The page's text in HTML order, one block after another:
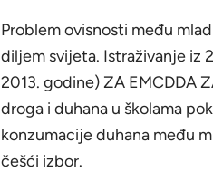
Problem ovisnosti među
diljem svijeta. Istraživanje iz
2013. godine) ZA EMCDDA
droga i duhana u školama
konzumacije duhana među
češći izbor.